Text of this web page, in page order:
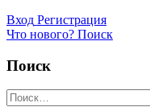
Вход Регистрация
Что нового? Поиск
Поиск